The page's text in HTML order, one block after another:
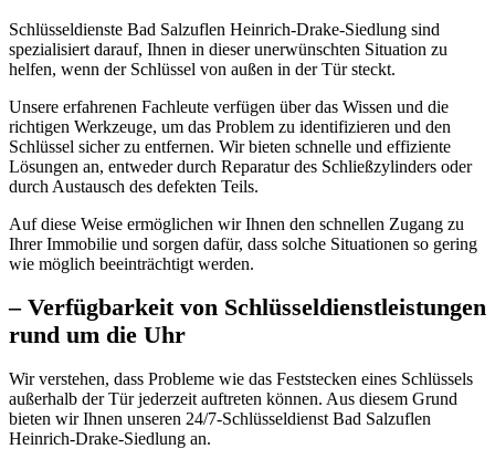
Schlüsseldienste Bad Salzuflen Heinrich-Drake-Siedlung sind
spezialisiert darauf, Ihnen in dieser unerwünschten Situation zu
helfen, wenn der Schlüssel von außen in der Tür steckt.​
Unsere erfahrenen Fachleute verfügen über das Wissen und die
richtigen Werkzeuge, um das Problem zu identifizieren und den
Schlüssel sicher zu entfernen.​ Wir bieten schnelle und effiziente
Lösungen an, entweder durch Reparatur des Schließzylinders oder
durch Austausch des defekten Teils.​
Auf diese Weise ermöglichen wir Ihnen den schnellen Zugang zu
Ihrer Immobilie und sorgen dafür, dass solche Situationen so gering
wie möglich beeinträchtigt werden.​
– Verfügbarkeit von Schlüsseldienstleistungen
rund um die Uhr
Wir verstehen, dass Probleme wie das Feststecken eines Schlüssels
außerhalb der Tür jederzeit auftreten können.​ Aus diesem Grund
bieten wir Ihnen unseren 24/7-Schlüsseldienst Bad Salzuflen
Heinrich-Drake-Siedlung an.​